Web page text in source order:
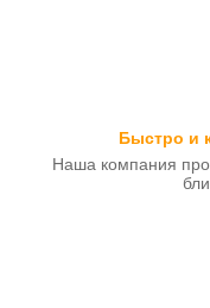
Быстро и
Наша компания